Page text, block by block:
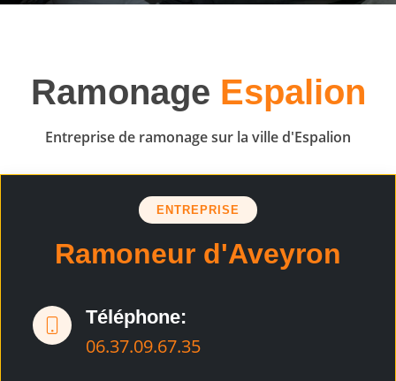
Ramonage Espalion
Entreprise de ramonage sur la ville d'Espalion
ENTREPRISE
Ramoneur d'Aveyron
Téléphone:
06.37.09.67.35